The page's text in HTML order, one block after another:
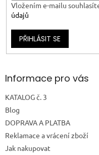
Vložením e-mailu
údajů
PŘIHLÁSIT SE
Informace pro vás
KATALOG č. 3
Blog
DOPRAVA A PLATBA
Reklamace a vrácení zboží
Jak nakupovat